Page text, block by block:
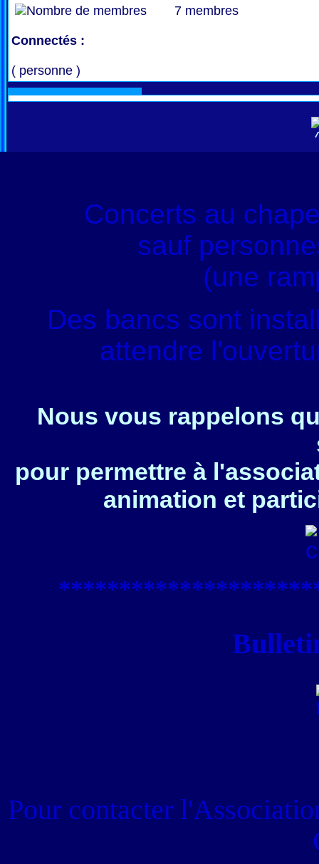
7 membres
Connectés :
( personne )
Concerts au
sauf
(une
Des bancs sont
attendre
Nous vous rappelons
pour permettre à
animation et
****************
Pour contacter